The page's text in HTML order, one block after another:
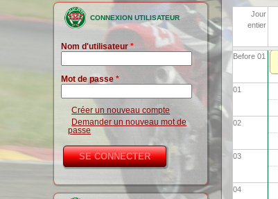
CONNEXION UTILISATEUR
Nom d'utilisateur*
Mot de passe*
Créer un nouveau compte
Demander un nouveau mot de
passe
Jour
entier
Before 01
01
02
03
04